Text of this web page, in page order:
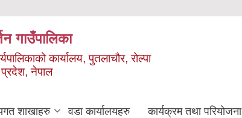
गाउँपालिका
कार्यालय, पुतलाचौर, रोल्पा
प्रदेश, नेपाल
शाखाहरु वडा कार्यालयहरु कार्यक्रम तथा परियोजना